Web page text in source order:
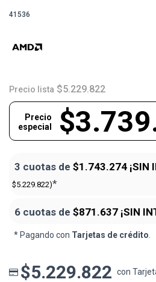
41536
Precio lista $5.229.822
Precio
especial
3 cuotas de $1.743.274 ¡SIN
$5.229.822)*
6 cuotas de $871.637 ¡SIN
* Pagando con Tarjetas de crédito.
$5.229.822 con